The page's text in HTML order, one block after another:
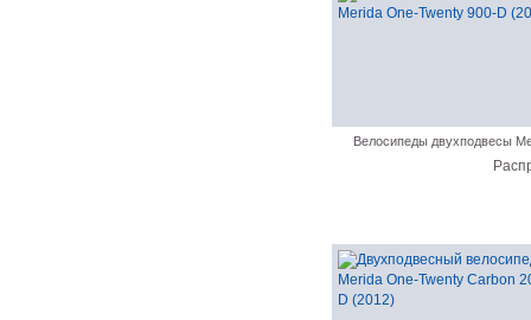
Велосипеды двухподвесы